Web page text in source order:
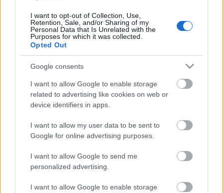
I want to opt-out of Collection, Use,
Retention, Sale, and/or Sharing of my
Personal Data that Is Unrelated with the
Purposes for which it was collected.
Opted Out
Google consents
I want to allow Google to enable storage
related to advertising like cookies on web or
device identifiers in apps.
I want to allow my user data to be sent to
Google for online advertising purposes.
I want to allow Google to send me
personalized advertising.
I want to allow Google to enable storage
nincs menekülés, aki most indul útnak, várjon
türelemmel, különben eljön a 19. idegösszeomlás.